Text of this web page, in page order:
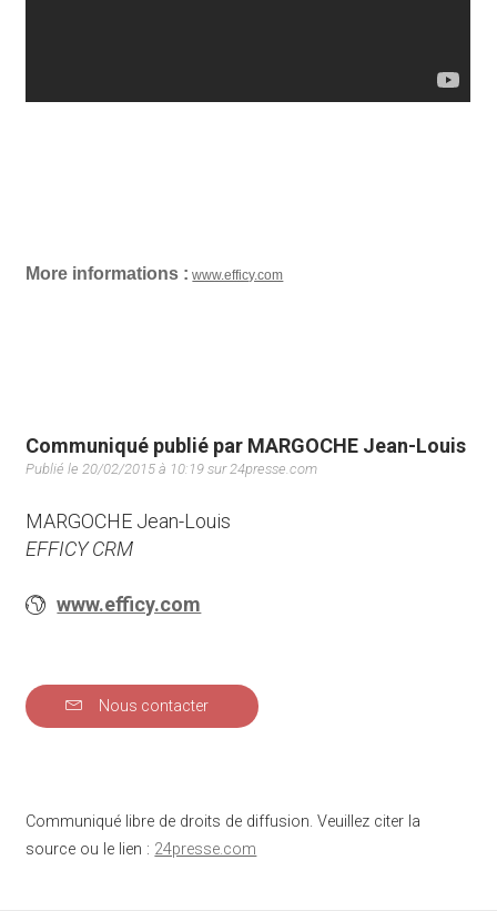
More informations : www.efficy.com
Communiqué publié par MARGOCHE Jean-Louis
Publié le 20/02/2015 à 10:19 sur 24presse.com
MARGOCHE Jean-Louis
EFFICY CRM
www.efficy.com
Nous contacter
Communiqué libre de droits de diffusion. Veuillez citer la
source ou le lien : 24presse.com